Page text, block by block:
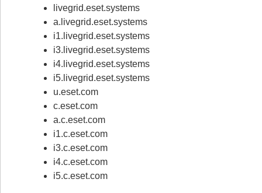
livegrid.eset.systems
a.livegrid.eset.systems
i1.livegrid.eset.systems
i3.livegrid.eset.systems
i4.livegrid.eset.systems
i5.livegrid.eset.systems
u.eset.com
c.eset.com
a.c.eset.com
i1.c.eset.com
i3.c.eset.com
i4.c.eset.com
i5.c.eset.com